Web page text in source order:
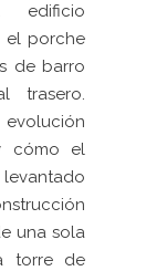
edificio
el porche
de barro
trasero.
evolución
cómo el
una sola
torre de